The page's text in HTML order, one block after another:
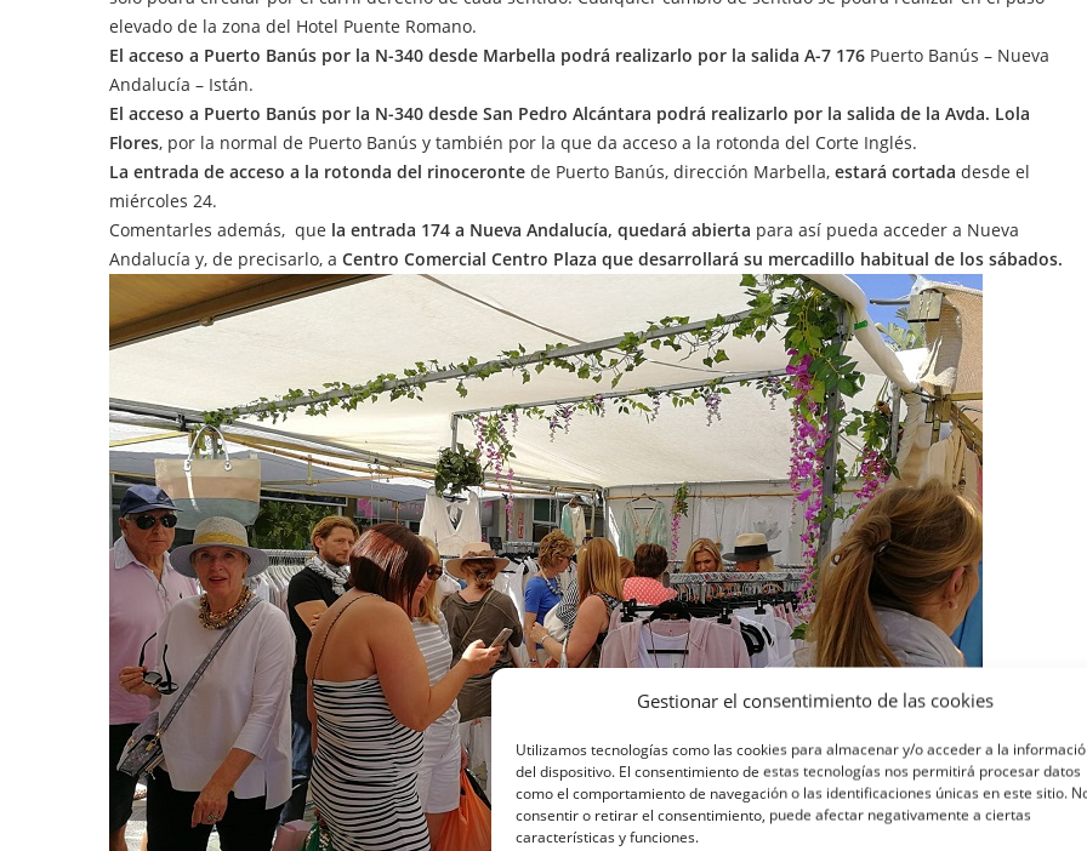
Gestionar el consentimiento de las cookies
Utilizamos tecnologías como las cookies para almacenar y/o acceder a la
del dispositivo. El consentimiento de estas tecnologías nos permitirá procesar datos
como el comportamiento de navegación o las identificaciones únicas en este sitio.
consentir o retirar el consentimiento, puede afectar negativamente a ciertas
características y funciones.
elevado de la zona del Hotel Puente Romano.
El acceso a Puerto Banús por la N-340 desde Marbella podrá realizarlo por la salida A-7 176 Puerto Banús – Nueva
Andalucía – Istán.
El acceso a Puerto Banús por la N-340 desde San Pedro Alcántara podrá realizarlo por la salida de la Avda. Lola
Flores, por la normal de Puerto Banús y también por la que da acceso a la rotonda del Corte Inglés.
La entrada de acceso a la rotonda del rinoceronte de Puerto Banús, dirección Marbella, estará cortada desde el
miércoles 24.
Comentarles además, que la entrada 174 a Nueva Andalucía, quedará abierta para así pueda acceder a Nueva
Andalucía y, de precisarlo, a Centro Comercial Centro Plaza que desarrollará su mercadillo habitual de los sábados.